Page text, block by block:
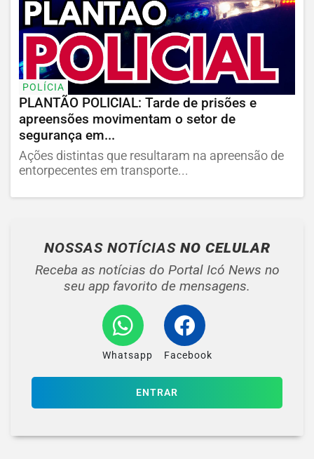
POLÍCIA
PLANTÃO POLICIAL: Tarde de prisões e
apreensões movimentam o setor de
segurança em...
Ações distintas que resultaram na apreensão de
entorpecentes em transporte...
NOSSAS NOTÍCIAS NO CELULAR
Receba as notícias do Portal Icó News no
seu app favorito de mensagens.
Whatsapp Facebook
ENTRAR